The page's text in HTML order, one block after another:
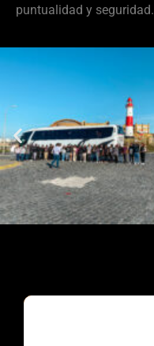
puntualidad y seguridad.